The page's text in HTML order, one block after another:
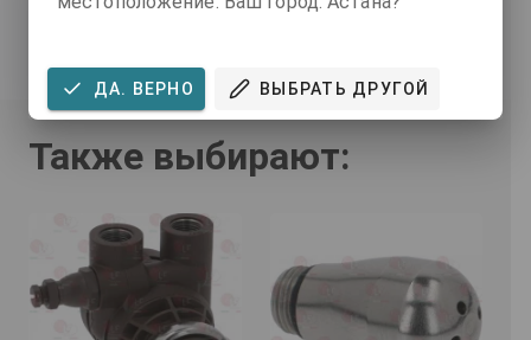
Также выбирают:
ДА. ВЕРНО ВЫБРАТЬ ДРУГОЙ